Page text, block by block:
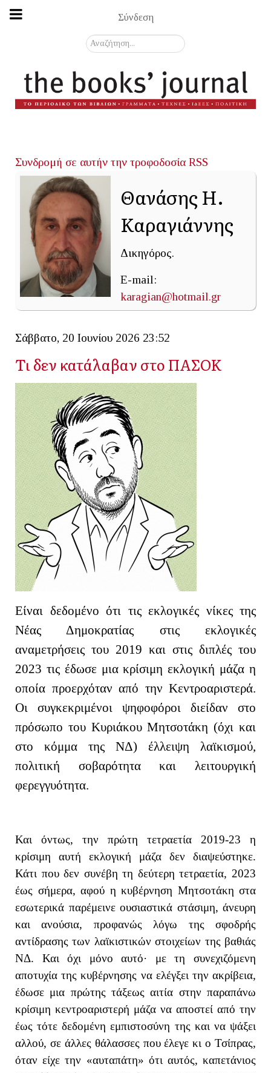
Σύνδεση
Αναζήτηση...
Συνδρομή σε αυτήν την τροφοδοσία RSS
Θανάσης Η.
Καραγιάννης
Δικηγόρος.
E-mail:
karagian@hotmail.gr
Σάββατο, 20 Ιουνίου 2026 23:52
Τι δεν κατάλαβαν στο ΠΑΣΟΚ
Είναι δεδομένο ότι τις εκλογικές νίκες της
Νέας Δημοκρατίας στις εκλογικές
αναμετρήσεις του 2019 και στις διπλές του
2023 τις έδωσε μια κρίσιμη εκλογική μάζα η
οποία προερχόταν από την Κεντροαριστερά.
Οι συγκεκριμένοι ψηφοφόροι διείδαν στο
πρόσωπο του Κυριάκου Μητσοτάκη (όχι και
στο κόμμα της ΝΔ) έλλειψη λαϊκισμού,
πολιτική σοβαρότητα και λειτουργική
φερεγγυότητα.
Και όντως, την πρώτη τετραετία 2019-23 η
κρίσιμη αυτή εκλογική μάζα δεν διαψεύστηκε.
Κάτι που δεν συνέβη τη δεύτερη τετραετία, 2023
έως σήμερα, αφού η κυβέρνηση Μητσοτάκη στα
εσωτερικά παρέμεινε ουσιαστικά στάσιμη, άνευρη
και ανούσια, προφανώς λόγω της σφοδρής
αντίδρασης των λαϊκιστικών στοιχείων της βαθιάς
ΝΔ. Και όχι μόνο αυτό· με τη συνεχιζόμενη
αποτυχία της κυβέρνησης να ελέγξει την ακρίβεια,
έδωσε μια πρώτης τάξεως αιτία στην παραπάνω
κρίσιμη κεντροαριστερή μάζα να αποστεί από την
έως τότε δεδομένη εμπιστοσύνη της και να ψάξει
αλλού, σε άλλες θάλασσες που έλεγε κι ο Τσίπρας,
όταν είχε την «αυταπάτη» ότι αυτός, καπετάνιος